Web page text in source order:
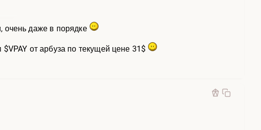
очень даже в порядке
от арбуза по текущей цене 31$